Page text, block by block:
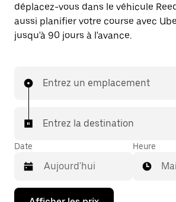
déplacez-vous dans le véhicule
aussi planifier votre course avec
jusqu'à 90 jours à l'avance.
Entrez un emplacement
Entrez la destination
Date
Appuyez
Heure